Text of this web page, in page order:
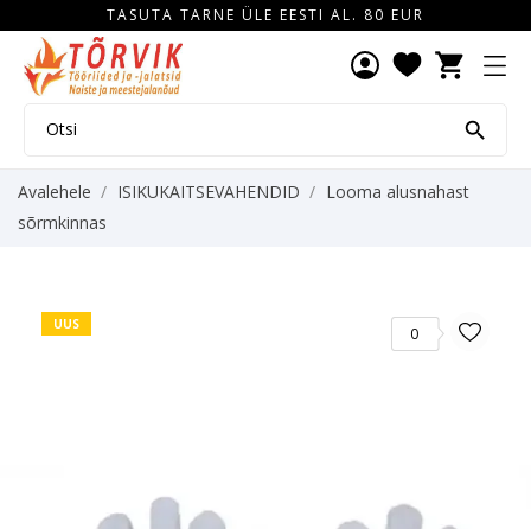
TASUTA TARNE ÜLE EESTI AL. 80 EUR
shopping_cart

Avalehele ISIKUKAITSEVAHENDID
Looma alusnahast
sõrmkinnas
UUS 0